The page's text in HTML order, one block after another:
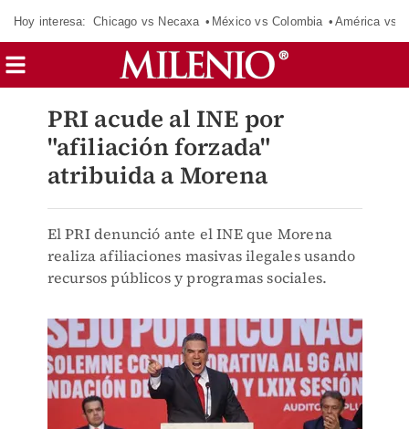
Hoy interesa: Chicago vs Necaxa México vs Colombia América vs
PRI acude al INE por
"afiliación forzada"
atribuida a Morena
El PRI denunció ante el INE que Morena
realiza afiliaciones masivas ilegales usando
recursos públicos y programas sociales.